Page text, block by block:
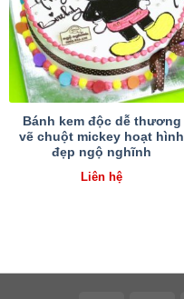
Bánh kem độc dễ thương
vẽ chuột mickey hoạt hình
đẹp ngộ nghĩnh
Liên hệ